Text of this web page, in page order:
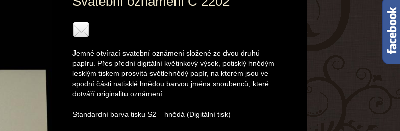
Jemné otvírací svatební oznámení složené ze dvou druhů
papíru. Přes přední digitální květinkový výsek, potisklý hnědým
lesklým tiskem prosvítá světlehnědý papír, na kterém jsou ve
spodní části natisklé hnědou barvou jména snoubenců, které
dotváří originalitu oznámení.
Standardní barva tisku S2 – hnědá (Digitální tisk)